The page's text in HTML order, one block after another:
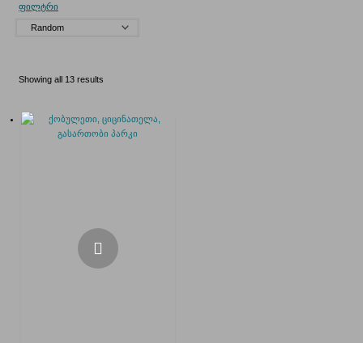
ფილტრი
Showing all 13 results